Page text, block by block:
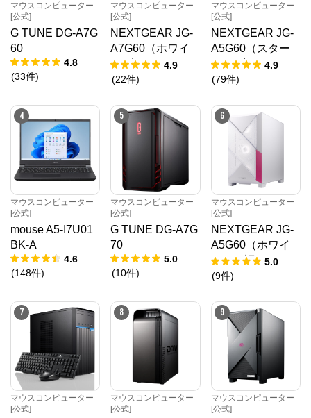
マウスコンピューター
[公式]
G TUNE DG-A7G
60
4.8
(33件)
マウスコンピューター
[公式]
NEXTGEAR JG-
A7G60（ホワイ
ト5点セット）
4.9
(22件)
マウスコンピューター
[公式]
NEXTGEAR JG-
A5G60（スター
ター5点セット）
4.9
(79件)
4
マウスコンピューター
[公式]
mouse A5-I7U01
BK-A
4.6
(148件)
5
マウスコンピューター
[公式]
G TUNE DG-A7G
70
5.0
(10件)
6
マウスコンピューター
[公式]
NEXTGEAR JG-
A5G60（ホワイ
ト）（旧モデル /
販売終了）
5.0
(9件)
7
マウスコンピューター
[公式]
8
マウスコンピューター
[公式]
9
マウスコンピューター
[公式]